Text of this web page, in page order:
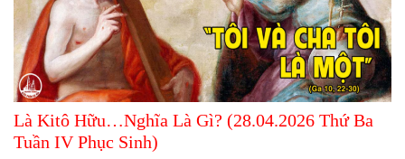
Là Kitô Hữu…Nghĩa Là Gì? (28.04.2026 Thứ Ba
Tuần IV Phục Sinh)